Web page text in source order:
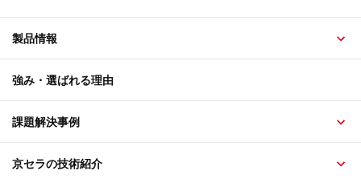
製品情報
強み・選ばれる理由
課題解決事例
京セラの技術紹介